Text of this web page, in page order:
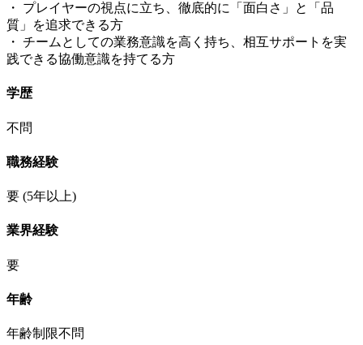
・ プレイヤーの視点に立ち、徹底的に「面白さ」と「品
質」を追求できる方
・ チームとしての業務意識を高く持ち、相互サポートを実
践できる協働意識を持てる方
学歴
不問
職務経験
要 (5年以上)
業界経験
要
年齢
年齢制限不問